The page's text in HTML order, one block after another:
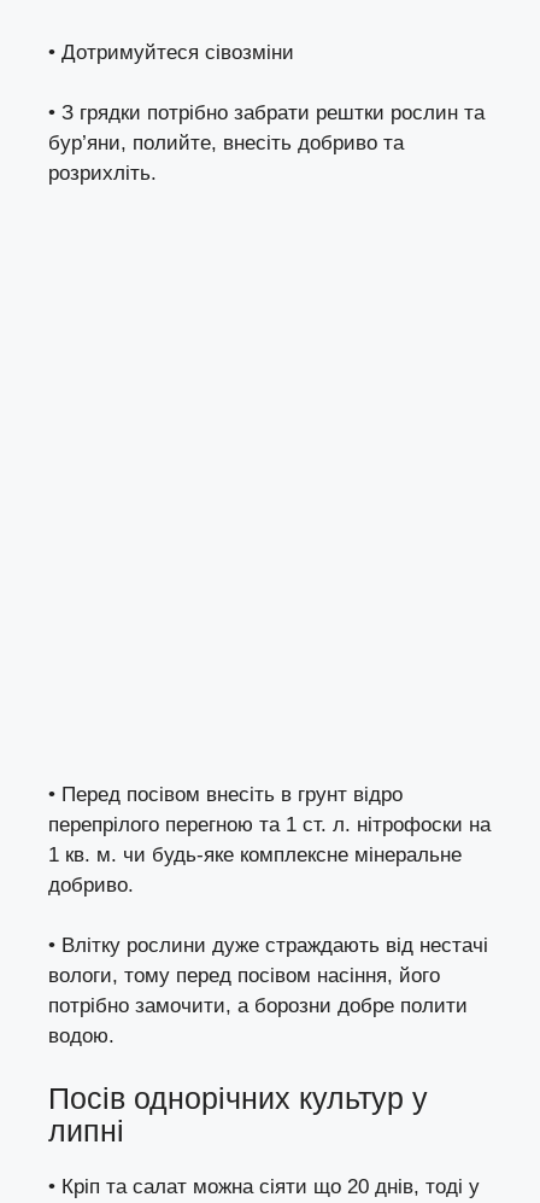
• Дотримуйтеся сівозміни
• З грядки потрібно забрати рештки рослин та
бур’яни, полийте, внесіть добриво та
розрихліть.
• Перед посівом внесіть в грунт відро
перепрілого перегною та 1 ст. л. нітрофоски на
1 кв. м. чи будь-яке комплексне мінеральне
добриво.
• Влітку рослини дуже страждають від нестачі
вологи, тому перед посівом насіння, його
потрібно замочити, а борозни добре полити
водою.
Посів однорічних культур у
липні
• Кріп та салат можна сіяти що 20 днів, тоді у